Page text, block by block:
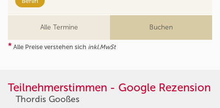
Alle Termine Buchen
* Alle Preise verstehen sich inkl.MwSt
Teilnehmerstimmen - Google Rezension
Thordis Gooßes